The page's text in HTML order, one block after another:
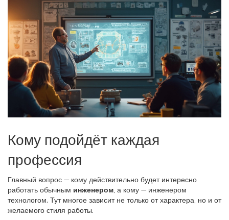
Кому подойдёт каждая
профессия
Главный вопрос — кому действительно будет интересно
работать обычным инженером, а кому — инженером
технологом. Тут многое зависит не только от характера, но и от
желаемого стиля работы.